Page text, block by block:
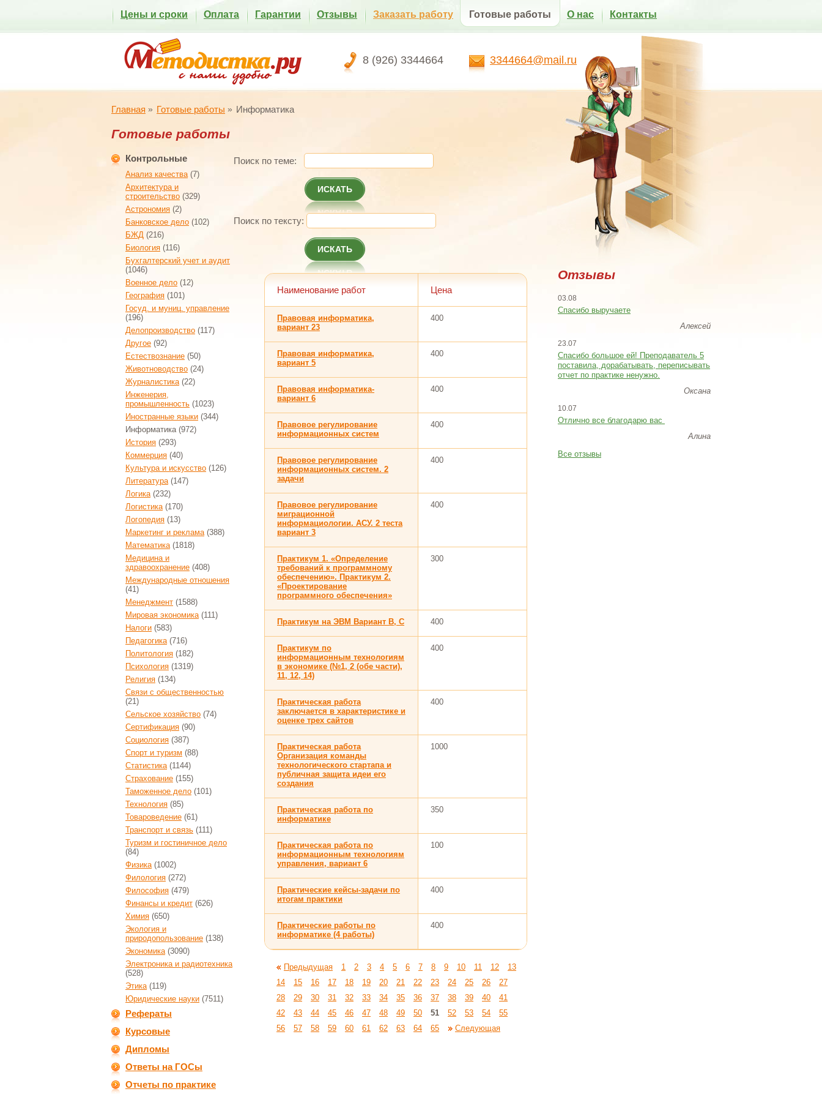
8 (926) 3344664 3344664@mail.ru
Цены и сроки Оплата Гарантии Отзывы Заказать работу Готовые работы О нас Контакты
Главная Готовые работы Информатика
Готовые работы
Контрольные
Анализ качества(7)
Архитектура и
строительство (329)
Астрономия (2)
Банковское дело (102)
БЖД (216)
Биология (116)
Бухгалтерский учет и аудит
(1046)
Военное дело (12)
География (101)
Госуд. и муниц. управление
(196)
Делопроизводство (117)
Другое (92)
Естествознание (50)
Животноводство (24)
Журналистика(22)
Инженерия,
промышленность (1023)
Иностранные языки (344)
Информатика(972)
История (293)
Коммерция (40)
Культура и искусство (126)
Литература(147)
Логика(232)
Логистика(170)
Логопедия (13)
Маркетинг и реклама(388)
Математика(1818)
Медицина и
здравоохранение (408)
Международные отношения
(41)
Менеджмент (1588)
Мировая экономика(111)
Налоги (583)
Педагогика(716)
Политология (182)
Психология (1319)
Религия (134)
Связи с общественностью
(21)
Сельское хозяйство (74)
Сертификация (90)
Социология (387)
Спорт и туризм (88)
Статистика(1144)
Страхование (155)
Таможенное дело (101)
Технология (85)
Товароведение (61)
Транспорт и связь (111)
Туризм и гостиничное дело
(84)
Физика(1002)
Филология (272)
Философия (479)
Финансы и кредит (626)
Химия (650)
Экология и
природопользование (138)
Экономика(3090)
Электроника и радиотехника
(528)
Этика(119)
Юридические науки (7511)
Рефераты
Курсовые
Дипломы
Ответы на ГОСы
Отчеты по практике
Поиск по теме:
ИСКАТЬ
Поиск по тексту:
ИСКАТЬ
Наименование работ Цена
Правовая информатика,
вариант 23
400
Правовая информатика,
вариант 5
400
Правовая информатика-
вариант 6
400
Правовое регулирование
информационных систем
400
Правовое регулирование
информационных систем. 2
задачи
400
Правовое регулирование
миграционной
информациологии. АСУ. 2 теста
вариант 3
400
Практикум 1. «Определение
требований к программному
обеспечению». Практикум 2.
«Проектирование
программного обеспечения»
300
Практикум на ЭВМ Вариант В, С 400
Практикум по
информационным технологиям
в экономике (№1, 2 (обе части),
11, 12, 14)
400
Практическая работа
заключается в характеристике и
оценке трех сайтов
400
Практическая работа
Организация команды
технологического стартапа и
публичная защита идеи его
создания
1000
Практическая работа по
информатике
350
Практическая работа по
информационным технологиям
управления, вариант 6
100
Практические кейсы-задачи по
итогам практики
400
Практические работы по
информатике (4 работы)
400
Предыдущая 1 2 3 4 5 6 7 8 9 10 11 12
13
14
15 16 17 18 19 20 21 22 23 24 25 26
27
28
29 30 31 32 33 34 35 36 37 38 39 40
41
42
43 44 45 46 47 48 49 50 51 52 53 54
55
56
57 58 59 60 61 62 63 64 65 Следующая
Отзывы
03.08
Спасибо выручаете
Алексей
23.07
Cпасибо большое ей! Преподаватель 5
поставила, дорабатывать, переписывать
отчет по практике ненужно.
Оксана
10.07
Отлично все благодарю вас
Алина
Все отзывы